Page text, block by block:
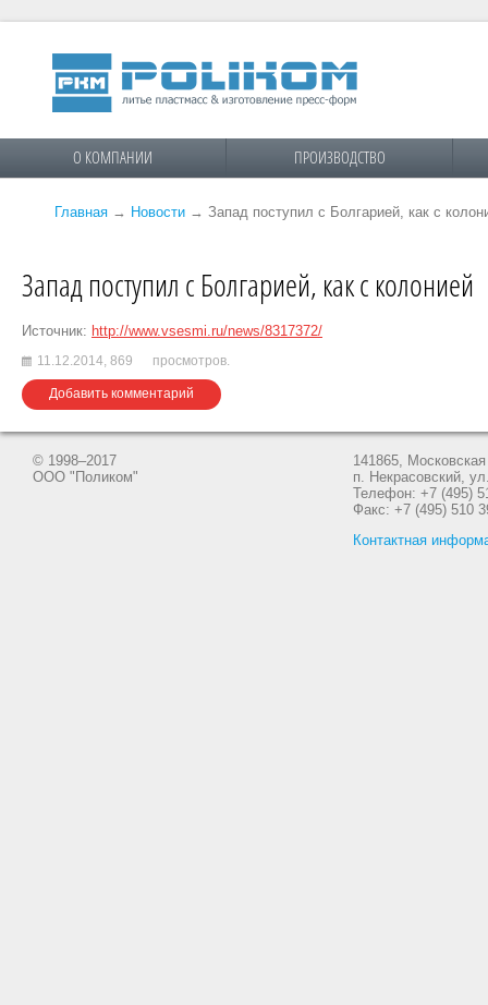
О КОМПАНИИ ПРОИЗВОДСТВО
Главная → Новости → Запад поступил с Болгарией, как с
Запад поступил с Болгарией, как с колонией
Источник: http://www.vsesmi.ru/news/8317372/
11.12.2014, 869 просмотров.
Добавить комментарий
© 1998–2017
ООО "Поликом"
141865,
п. Некрасовский,
Телефон: +7 (495)
Факс: +7 (495) 510
Контактная